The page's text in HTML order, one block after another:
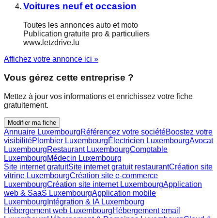
Voitures neuf et occasion
Toutes les annonces auto et moto
Publication gratuite pro & particuliers
www.letzdrive.lu
Affichez votre annonce ici »
Vous gérez cette entreprise ?
Mettez à jour vos informations et enrichissez votre fiche
gratuitement.
Modifier ma fiche
Annuaire LuxembourgRéférencez votre sociétéBoostez votre
visibilitéPlombier LuxembourgÉlectricien LuxembourgAvocat
LuxembourgRestaurant LuxembourgComptable
LuxembourgMédecin Luxembourg
Site internet gratuitSite internet gratuit restaurantCréation site
vitrine LuxembourgCréation site e-commerce
LuxembourgCréation site internet LuxembourgApplication
web & SaaS LuxembourgApplication mobile
Luxembourg Intégration & IA Luxembourg
Hébergement web LuxembourgHébergement email